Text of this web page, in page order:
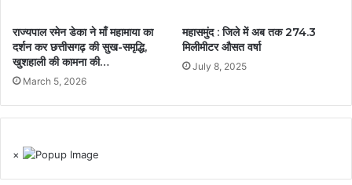
राज्यपाल रमेन डेका ने माँ महामाया का
दर्शन कर छत्तीसगढ़ की सुख-समृद्धि,
खुशहाली की कामना की…
March 5, 2026
महासमुंद : जिले में अब तक 274.3
मिलीमीटर औसत वर्षा
July 8, 2025
×